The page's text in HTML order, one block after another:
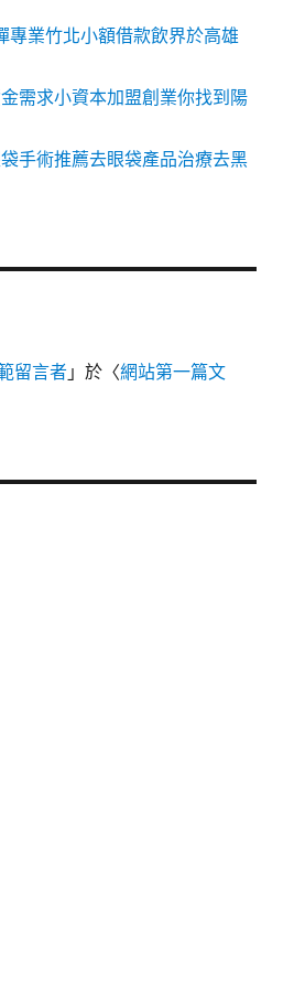
專業竹北小額借款飲界於高雄
需求小資本加盟創業你找到陽
手術推薦去眼袋產品治療去黑
留言者 」於〈網站第一篇文